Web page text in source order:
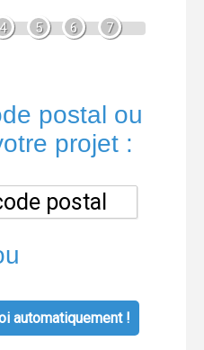
4 5 6 7
postal ou
projet :
automatiquement !